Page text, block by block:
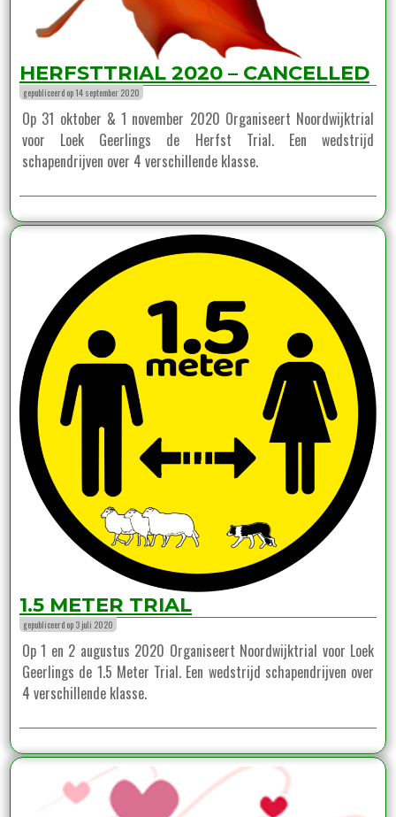
HERFSTTRIAL 2020 – CANCELLED
gepubliceerd op 14 september 2020
Op 31 oktober & 1 november 2020 Organiseert Noordwijktrial
voor Loek Geerlings de Herfst Trial. Een wedstrijd
schapendrijven over 4 verschillende klasse.
1.5 METER TRIAL
gepubliceerd op 3 juli 2020
Op 1 en 2 augustus 2020 Organiseert Noordwijktrial voor Loek
Geerlings de 1.5 Meter Trial. Een wedstrijd schapendrijven over
4 verschillende klasse.